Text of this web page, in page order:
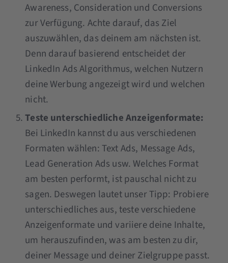
Awareness, Consideration und Conversions
zur Verfügung. Achte darauf, das Ziel
auszuwählen, das deinem am nächsten ist.
Denn darauf basierend entscheidet der
LinkedIn Ads Algorithmus, welchen Nutzern
deine Werbung angezeigt wird und welchen
nicht.
Teste unterschiedliche Anzeigenformate:
Bei LinkedIn kannst du aus verschiedenen
Formaten wählen: Text Ads, Message Ads,
Lead Generation Ads usw. Welches Format
am besten performt, ist pauschal nicht zu
sagen. Deswegen lautet unser Tipp: Probiere
unterschiedliches aus, teste verschiedene
Anzeigenformate und variiere deine Inhalte,
um herauszufinden, was am besten zu dir,
deiner Message und deiner Zielgruppe passt.